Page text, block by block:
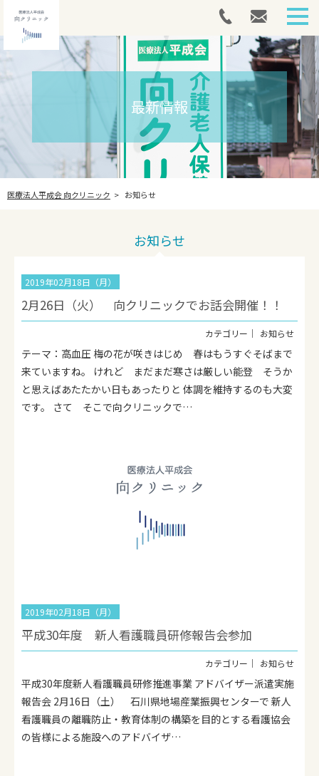
アートメイク
採用情報
最新情報
医療法人平成会 向クリニック お知らせ
お知らせ
2019年02月18日（月）
2月26日（火） 向クリニックでお話会開催！！
お知らせ
テーマ：高血圧 梅の花が咲きはじめ 春はもうすぐそばまで
来ていますね。 けれど まだまだ寒さは厳しい能登 そうか
と思えばあたたかい日もあったりと 体調を維持するのも大変
です。 さて そこで向クリニックで…
2019年02月18日（月）
平成30年度 新人看護職員研修報告会参加
お知らせ
平成30年度新人看護職員研修推進事業 アドバイザー派遣実施
報告会 2月16日（土） 石川県地場産業振興センターで 新人
看護職員の離職防止・教育体制の構築を目的とする看護協会
の皆様による施設へのアドバイザ…